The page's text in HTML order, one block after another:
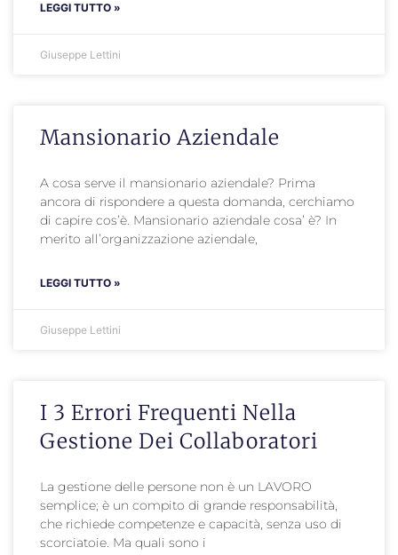
LEGGI TUTTO »
Giuseppe Lettini
Mansionario Aziendale
A cosa serve il mansionario aziendale? Prima
ancora di rispondere a questa domanda, cerchiamo
di capire cos’è. Mansionario aziendale cosa’ è? In
merito all’organizzazione aziendale,
LEGGI TUTTO »
Giuseppe Lettini
I 3 Errori Frequenti Nella
Gestione Dei Collaboratori
La gestione delle persone non è un LAVORO
semplice; è un compito di grande responsabilità,
che richiede competenze e capacità, senza uso di
scorciatoie. Ma quali sono i